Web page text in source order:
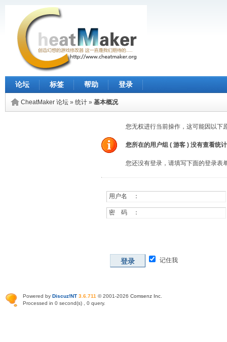
论坛 标签 帮助 登录
CheatMaker 论坛 » 统计 » 基本概况
您无权进行当前操作，这可能因以下
您所在的用户组 ( 游客 ) 没有查看统
您还没有登录，请填写下面的登录表
用户名 ：
密 码 ：
登录 记住我
Powered by Discuz!NT 3.6.711 © 2001-2026 Comsenz Inc
Processed in 0 second(s) , 0 query.